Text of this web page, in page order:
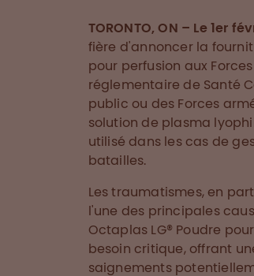
TORONTO, ON – Le 1er
fière d'annoncer la
pour perfusion aux
réglementaire de Santé
public ou des Forces
solution de plasma
utilisé dans les cas de
batailles.
Les traumatismes, en
l'une des principales
Octaplas LG® Poudre
besoin critique, offrant
saignements